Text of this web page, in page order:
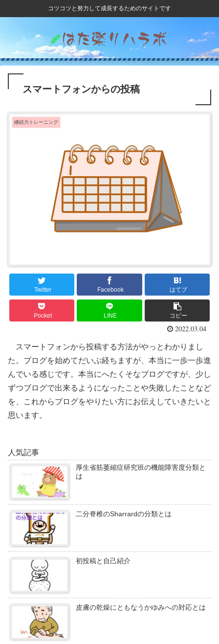
コツコツと努力して成長するためのサイトです
スマートフォンからの投稿
継続力トレーニング
Twitter Facebook はてブ
Pocket LINE コピー
2022.03.04
スマートフォンから投稿する方法がやっとわかりまし
た。ブログを始めてだいぶ経ちますが、本当に一歩一歩進
んでいる感じです。本当にへたくそなブログですが、少し
ずつブログで出来るようになったことや失敗したことなど
を、これからブログをやりたい方にお伝えしていきたいと
思います。
人気記事
厚生省筋萎縮症研究班の機能障害度分類と
は
二分脊椎のSharrardの分類とは
初投稿と自己紹介
皮膚の乾燥にともなうかゆみへの対応とは